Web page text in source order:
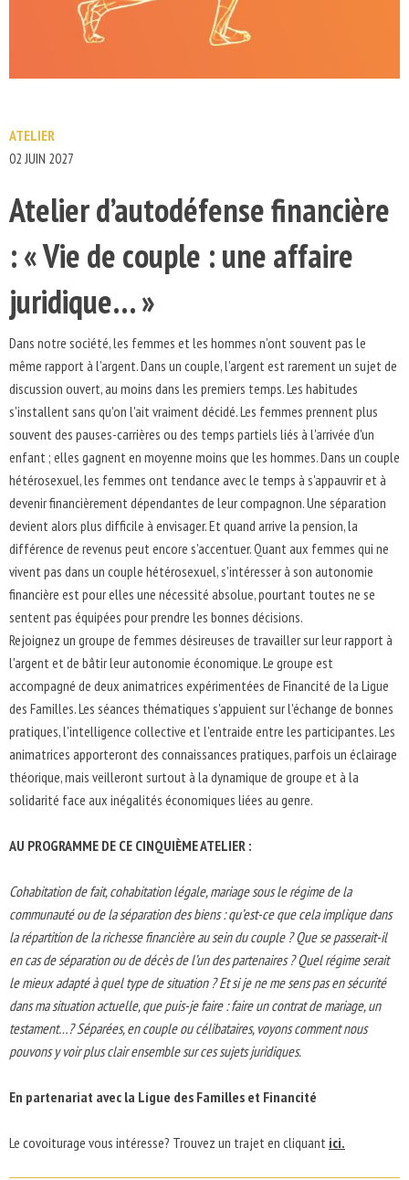
ATELIER
02 JUIN 2027
Atelier d’autodéfense financière
: « Vie de couple : une affaire
juridique… »
Dans notre société, les femmes et les hommes n’ont souvent pas le
même rapport à l’argent. Dans un couple, l'argent est rarement un sujet de
discussion ouvert, au moins dans les premiers temps. Les habitudes
s'installent sans qu'on l'ait vraiment décidé. Les femmes prennent plus
souvent des pauses-carrières ou des temps partiels liés à l'arrivée d'un
enfant ; elles gagnent en moyenne moins que les hommes. Dans un couple
hétérosexuel, les femmes ont tendance avec le temps à s'appauvrir et à
devenir financièrement dépendantes de leur compagnon. Une séparation
devient alors plus difficile à envisager. Et quand arrive la pension, la
différence de revenus peut encore s'accentuer. Quant aux femmes qui ne
vivent pas dans un couple hétérosexuel, s'intéresser à son autonomie
financière est pour elles une nécessité absolue, pourtant toutes ne se
sentent pas équipées pour prendre les bonnes décisions.
Rejoignez un groupe de femmes désireuses de travailler sur leur rapport à
l'argent et de bâtir leur autonomie économique. Le groupe est
accompagné de deux animatrices expérimentées de Financité de la Ligue
des Familles. Les séances thématiques s'appuient sur l'échange de bonnes
pratiques, l'intelligence collective et l'entraide entre les participantes. Les
animatrices apporteront des connaissances pratiques, parfois un éclairage
théorique, mais veilleront surtout à la dynamique de groupe et à la
solidarité face aux inégalités économiques liées au genre.
AU PROGRAMME DE CE CINQUIÈME ATELIER :
Cohabitation de fait, cohabitation légale, mariage sous le régime de la
communauté ou de la séparation des biens : qu’est-ce que cela implique dans
la répartition de la richesse financière au sein du couple ? Que se passerait-il
en cas de séparation ou de décès de l’un des partenaires ? Quel régime serait
le mieux adapté à quel type de situation ? Et si je ne me sens pas en sécurité
dans ma situation actuelle, que puis-je faire : faire un contrat de mariage, un
testament…? Séparées, en couple ou célibataires, voyons comment nous
pouvons y voir plus clair ensemble sur ces sujets juridiques.
En partenariat avec la Ligue des Familles et Financité
Le covoiturage vous intéresse? Trouvez un trajet en cliquant ici.